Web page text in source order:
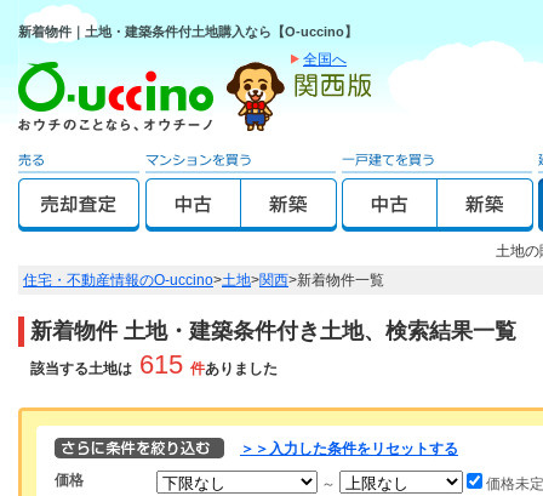
新着物件｜土地・建築条件付土地購入なら【O-uccino】
全国へ
土地
住宅・不動産情報のO-uccino>土地>関西>新着物件一覧
新着物件 土地・建築条件付き土地、検索結果一覧
該当する土地は 615 件ありました
＞＞入力した条件をリセットする
価格
～
価格未